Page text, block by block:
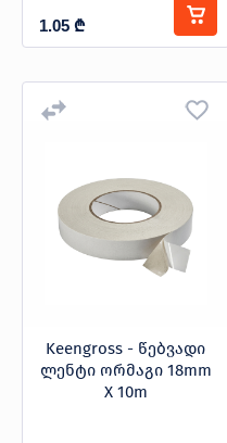
1.05 ₾
Keengross - წებვადი
ლენტი ორმაგი 18mm
X 10m